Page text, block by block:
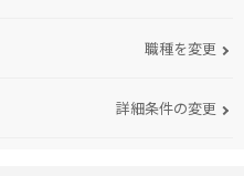
職種を変更
詳細条件の変更